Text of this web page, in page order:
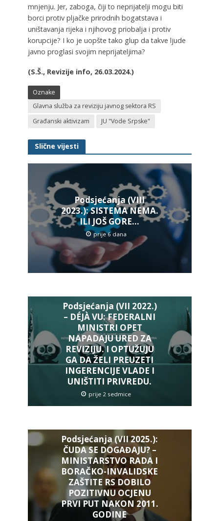
mnjenju. Jer, zaboga, čiji to neprijatelji mogu biti
borci protiv pljačke prirodnih bogatstava i
uništavanja rijeka i njihovog priobalja i protiv
korupcije? I ko je uopšte tako glup da takve ljude
javno proglasi svojim neprijateljima?
(S.Š., Revizije info, 26.03.2024.)
Oznake
Glavna služba za reviziju javnog sektora RS
Građanski aktivizam
JU "Vode Srpske"
Slične vijesti
Podsjećanja (VIII
2023.): SISTEMA NEMA.
ILI JOŠ GORE…
prije 6 dana
Podsjećanja (VII 2022.)
– DÉJÀ VU: FEDERALNI
MINISTRI OPET
NAPADAJU URED ZA
REVIZIJU. I OPTUŽUJU
GA DA ŽELI PREUZETI
INGERENCIJE VLADE I
UNIŠTITI PRIVREDU.
prije 2 sedmice
Podsjećanja (VII 2025.):
ČUDA SE DOGAĐAJU? –
MINISTARSTVO RADA I
BORAČKO-INVALIDSKE
ZAŠTITE RS DOBILO
POZITIVNU OCJENU
PRVI PUT NAKON 2011.
GODINE